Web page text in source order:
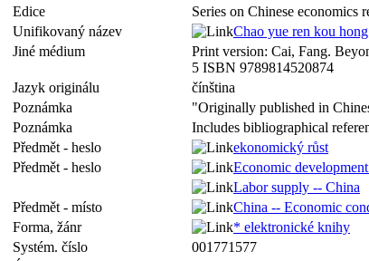
Edice
Series on Chinese economics
Unifikovaný název
Chao yue ren kou
Jiné médium
Print version: Cai, Fang.
5 ISBN 9789814520874
Jazyk originálu
čínština
Poznámka
"Originally published in
Poznámka
Includes bibliographical
Předmět - heslo
ekonomický růst
Předmět - heslo
Economic
Labor supply -- China
Předmět - místo
China -- Economic
Forma, žánr
* elektronické knihy
Systém. číslo
001771577